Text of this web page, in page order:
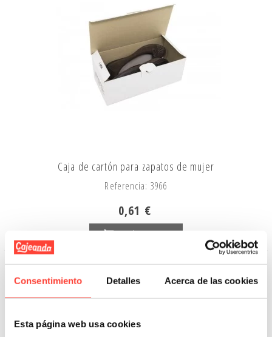
Consentimiento Detalles Acerca de las cookies
Esta página web usa cookies
Caja de cartón para zapatos de mujer
Referencia: 3966
0,61 €
Añadir A La Cesta